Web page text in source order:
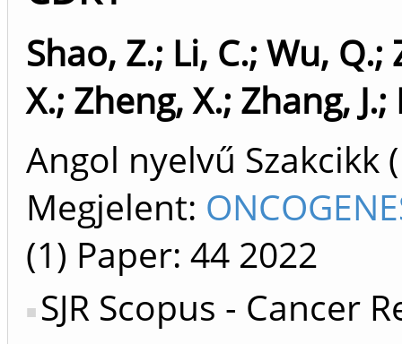
Shao, Z.; Li, C.; Wu, Q.;
X.; Zheng, X.; Zhang, J.;
Angol nyelvű
Megjelent:
(1) Paper: 44 2022
SJR Scopus - Cancer